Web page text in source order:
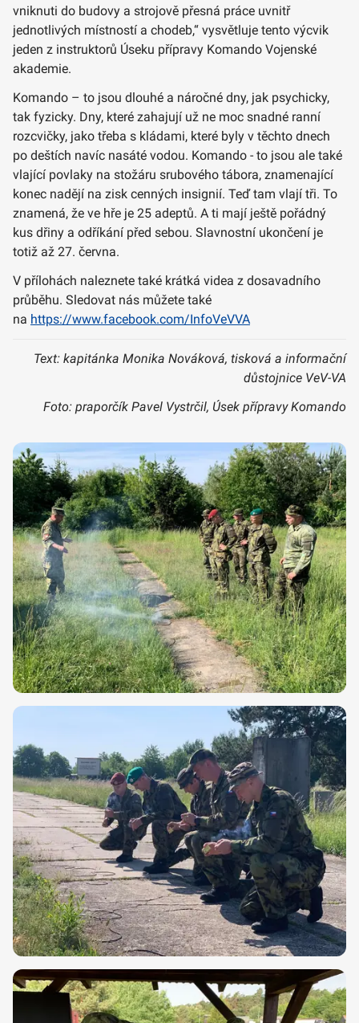
vniknuti do budovy a strojově přesná práce uvnitř
jednotlivých místností a chodeb,“ vysvětluje tento výcvik
jeden z instruktorů Úseku přípravy Komando Vojenské
akademie.
Komando – to jsou dlouhé a náročné dny, jak psychicky,
tak fyzicky. Dny, které zahajují už ne moc snadné ranní
rozcvičky, jako třeba s kládami, které byly v těchto dnech
po deštích navíc nasáté vodou. Komando - to jsou ale také
vlající povlaky na stožáru srubového tábora, znamenající
konec nadějí na zisk cenných insignií. Teď tam vlají tři. To
znamená, že ve hře je 25 adeptů. A ti mají ještě pořádný
kus dřiny a odříkání před sebou. Slavnostní ukončení je
totiž až 27. června.
V přílohách naleznete také krátká videa z dosavadního
průběhu. Sledovat nás můžete také
na https://www.facebook.com/InfoVeVVA
Text: kapitánka Monika Nováková, tisková a informační
důstojnice VeV-VA
Foto: praporčík Pavel Vystrčil, Úsek přípravy Komando